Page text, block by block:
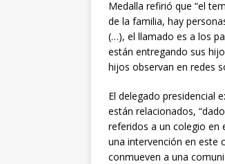
Medalla refirió que “el
de la familia, hay
(…), el llamado es a los
están entregando sus
hijos observan en redes
El delegado presidencial
están relacionados,
referidos a un colegio en
una intervención en este
conmueven a una